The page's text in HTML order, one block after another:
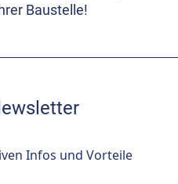
Baustelle!
Infos und Vorteile